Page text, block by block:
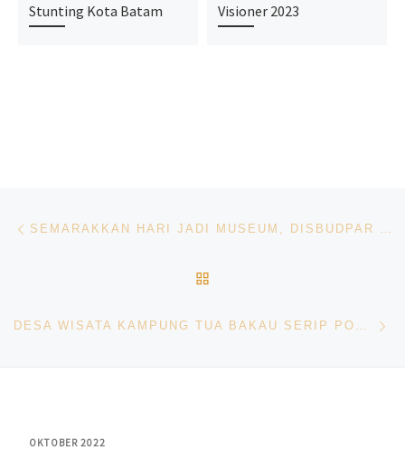
Stunting Kota Batam
Visioner 2023
Navigasi pos SEMARAKKAN HARI JADI MUSEUM, DISBUDPAR GELAR BERAGAM LOMBA
DESA WISATA KAMPUNG TUA BAKAU SERIP POKDARWIS PANDANG TAK JEMU ADWI 2022
OKTOBER 2022